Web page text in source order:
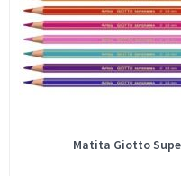
Matita Giotto